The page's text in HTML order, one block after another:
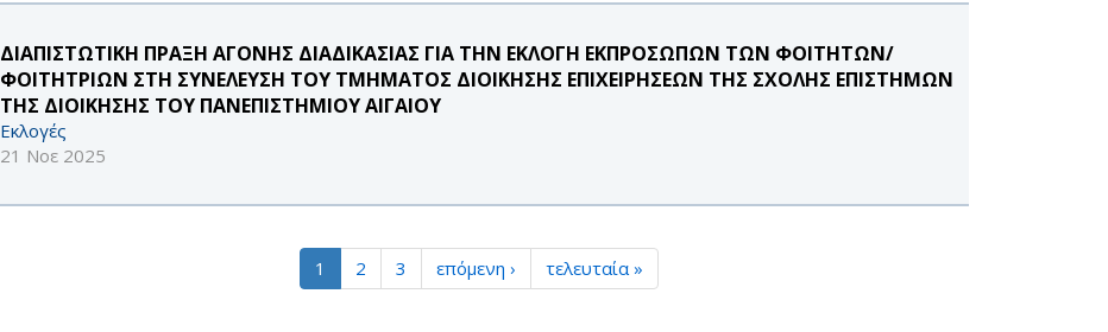
ΔΙΑΠΙΣΤΩΤΙΚΗ ΠΡΑΞΗ ΑΓΟΝΗΣ ΔΙΑΔΙΚΑΣΙΑΣ ΓΙΑ ΤΗΝ ΕΚΛΟΓΗ ΕΚΠΡΟΣΩΠΩΝ ΤΩΝ ΦΟΙΤΗΤΩΝ/
ΦΟΙΤΗΤΡΙΩΝ ΣΤΗ ΣΥΝΕΛΕΥΣΗ ΤΟΥ ΤΜΗΜΑΤΟΣ ΔΙΟΙΚΗΣΗΣ ΕΠΙΧΕΙΡΗΣΕΩΝ ΤΗΣ ΣΧΟΛΗΣ ΕΠΙΣΤΗΜΩΝ
ΤΗΣ ΔΙΟΙΚΗΣΗΣ ΤΟΥ ΠΑΝΕΠΙΣΤΗΜΙΟΥ ΑΙΓΑΙΟΥ
Εκλογές
21 Νοε 2025
1 2 3 επόμενη › τελευταία »